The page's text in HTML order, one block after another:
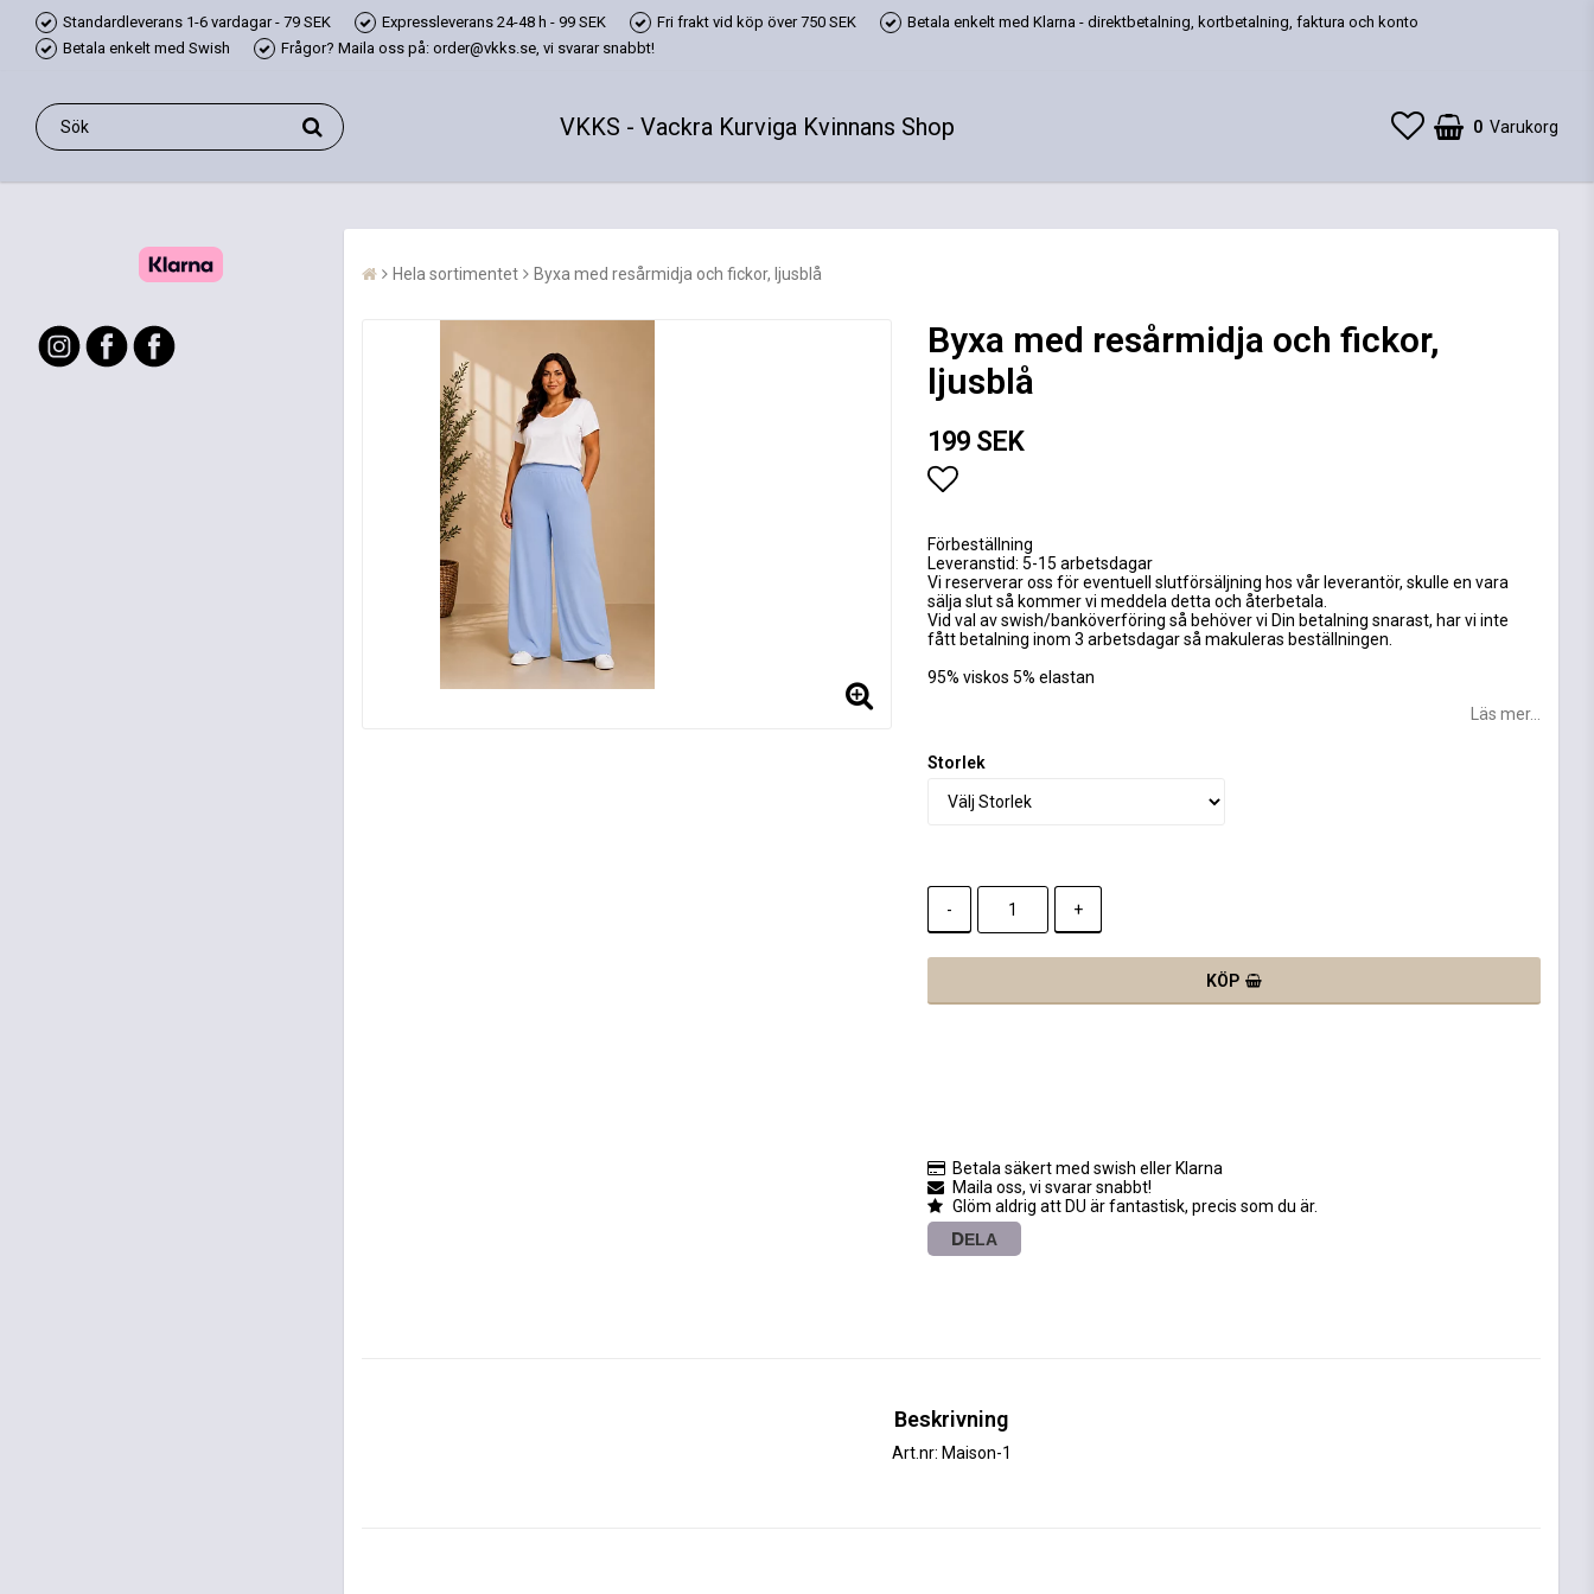
Standardleverans 1-6 vardagar - 79 SEK Expressleverans 24-48 h - 99 SEK Fri frakt vid köp över 750 SEK
Betala enkelt med Klarna - direktbetalning, kortbetalning, faktura och konto
Betala enkelt med Swish
Frågor? Maila oss på: order@vkks.se, vi svarar snabbt!
VKKS - Vackra Kurviga Kvinnans Shop 0 Varukorg
Hela sortimentet Byxa med resårmidja och fickor, ljusblå
Byxa med resårmidja och fickor,
ljusblå
199 SEK
Förbeställning
Leveranstid: 5-15 arbetsdagar
Vi reserverar oss för eventuell slutförsäljning hos vår leverantör, skulle en vara
sälja slut så kommer vi meddela detta och återbetala.
Vid val av swish/banköverföring så behöver vi Din betalning snarast, har vi inte
fått betalning inom 3 arbetsdagar så makuleras beställningen.
95% viskos 5% elastan
Läs mer...
Storlek
- +
KÖP
Betala säkert med swish eller Klarna
Maila oss, vi svarar snabbt!
Glöm aldrig att DU är fantastisk, precis som du är.
DELA
Beskrivning
Art.nr: Maison-1